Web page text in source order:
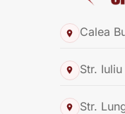
Calea
Str.
Str.